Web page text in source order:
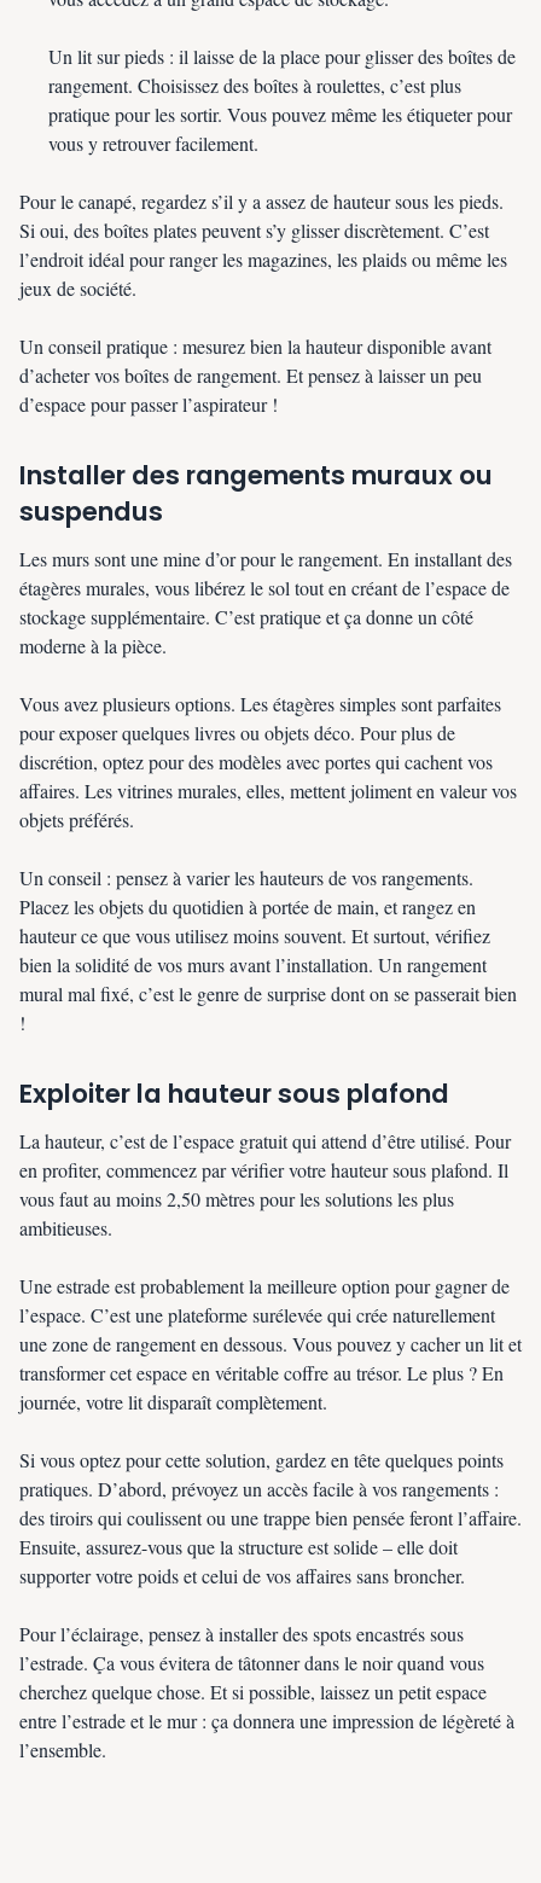
Un lit sur pieds : il laisse de la place pour glisser des boîtes de
rangement. Choisissez des boîtes à roulettes, c’est plus
pratique pour les sortir. Vous pouvez même les étiqueter pour
vous y retrouver facilement.
Pour le canapé, regardez s’il y a assez de hauteur sous les pieds.
Si oui, des boîtes plates peuvent s’y glisser discrètement. C’est
l’endroit idéal pour ranger les magazines, les plaids ou même les
jeux de société.
Un conseil pratique : mesurez bien la hauteur disponible avant
d’acheter vos boîtes de rangement. Et pensez à laisser un peu
d’espace pour passer l’aspirateur !
Installer des rangements muraux ou
suspendus
Les murs sont une mine d’or pour le rangement. En installant des
étagères murales, vous libérez le sol tout en créant de l’espace de
stockage supplémentaire. C’est pratique et ça donne un côté
moderne à la pièce.
Vous avez plusieurs options. Les étagères simples sont parfaites
pour exposer quelques livres ou objets déco. Pour plus de
discrétion, optez pour des modèles avec portes qui cachent vos
affaires. Les vitrines murales, elles, mettent joliment en valeur vos
objets préférés.
Un conseil : pensez à varier les hauteurs de vos rangements.
Placez les objets du quotidien à portée de main, et rangez en
hauteur ce que vous utilisez moins souvent. Et surtout, vérifiez
bien la solidité de vos murs avant l’installation. Un rangement
mural mal fixé, c’est le genre de surprise dont on se passerait bien
!
Exploiter la hauteur sous plafond
La hauteur, c’est de l’espace gratuit qui attend d’être utilisé. Pour
en profiter, commencez par vérifier votre hauteur sous plafond. Il
vous faut au moins 2,50 mètres pour les solutions les plus
ambitieuses.
Une estrade est probablement la meilleure option pour gagner de
l’espace. C’est une plateforme surélevée qui crée naturellement
une zone de rangement en dessous. Vous pouvez y cacher un lit et
transformer cet espace en véritable coffre au trésor. Le plus ? En
journée, votre lit disparaît complètement.
Si vous optez pour cette solution, gardez en tête quelques points
pratiques. D’abord, prévoyez un accès facile à vos rangements :
des tiroirs qui coulissent ou une trappe bien pensée feront l’affaire.
Ensuite, assurez-vous que la structure est solide – elle doit
supporter votre poids et celui de vos affaires sans broncher.
Pour l’éclairage, pensez à installer des spots encastrés sous
l’estrade. Ça vous évitera de tâtonner dans le noir quand vous
cherchez quelque chose. Et si possible, laissez un petit espace
entre l’estrade et le mur : ça donnera une impression de légèreté à
l’ensemble.